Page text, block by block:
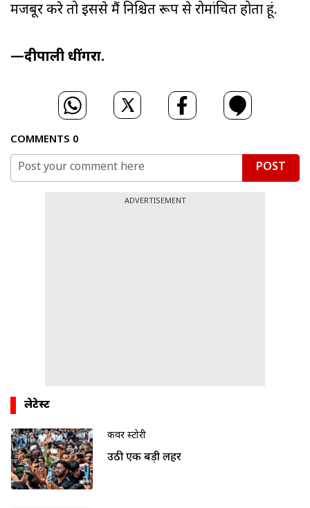
मजबूर करे तो इससे मैं निश्चित रूप से रोमांचित होता हूं.
—दीपाली धींगरा.
COMMENTS 0
POST
ADVERTISEMENT
लेटेस्ट
कवर स्टोरी
उठी एक बड़ी लहर